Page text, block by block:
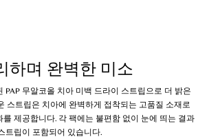
하며 완벽한 미소
PAP 무알코올 치아 미백 드라이 스트립으로 더 밝은
스트립은 치아에 완벽하게 접착되는 고품질 소재로
제공합니다. 각 팩에는 불편함 없이 눈에 띄는 결과
트립이 포함되어 있습니다.